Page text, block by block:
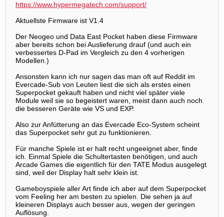
https://www.hypermegatech.com/support/
Aktuellste Firmware ist V1.4
Der Neogeo und Data East Pocket haben diese Firmware
aber bereits schon bei Auslieferung drauf (und auch ein
verbessertes D-Pad im Vergleich zu den 4 vorherigen
Modellen.)
Ansonsten kann ich nur sagen das man oft auf Reddit im
Evercade-Sub von Leuten liest die sich als erstes einen
Superpocket gekauft haben und nicht viel später viele
Module weil sie so begeistert waren, meist dann auch noch
die besseren Geräte wie VS und EXP.
Also zur Anfütterung an das Evercade Eco-System scheint
das Superpocket sehr gut zu funktionieren.
Für manche Spiele ist er halt recht ungeeignet aber, finde
ich. Einmal Spiele die Schultertasten benötigen, und auch
Arcade Games die eigentlich für den TATE Modus ausgelegt
sind, weil der Display halt sehr klein ist.
Gameboyspiele aller Art finde ich aber auf dem Superpocket
vom Feeling her am besten zu spielen. Die sehen ja auf
kleineren Displays auch besser aus, wegen der geringen
Auflösung.